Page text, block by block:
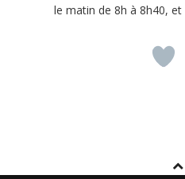
LINK
le matin de 8h à 8h40,